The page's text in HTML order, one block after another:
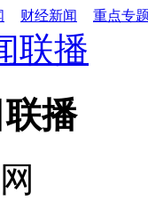
财经新闻 重点专
联播
联播